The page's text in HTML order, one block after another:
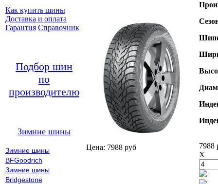
Как купить шины
Доставка и оплата
Гарантия Справочник
Подбор шин
по
производителю
Зимние шины
Зимние шины
BFGoodrich
Зимние шины
Bridgestone
Цена: 7988 руб
7988
X